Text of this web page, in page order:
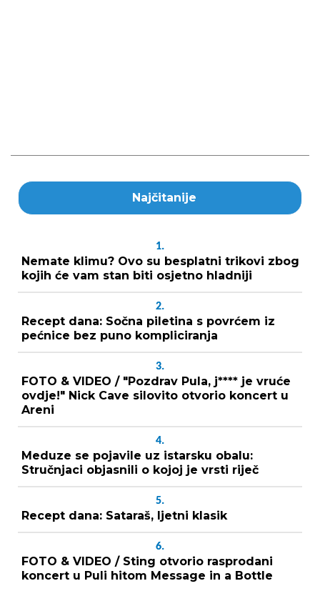
Najčitanije
1.
Nemate klimu? Ovo su besplatni trikovi zbog
kojih će vam stan biti osjetno hladniji
2.
Recept dana: Sočna piletina s povrćem iz
pećnice bez puno kompliciranja
3.
FOTO & VIDEO / "Pozdrav Pula, j**** je vruće
ovdje!" Nick Cave silovito otvorio koncert u
Areni
4.
Meduze se pojavile uz istarsku obalu:
Stručnjaci objasnili o kojoj je vrsti riječ
5.
Recept dana: Sataraš, ljetni klasik
6.
FOTO & VIDEO / Sting otvorio rasprodani
koncert u Puli hitom Message in a Bottle